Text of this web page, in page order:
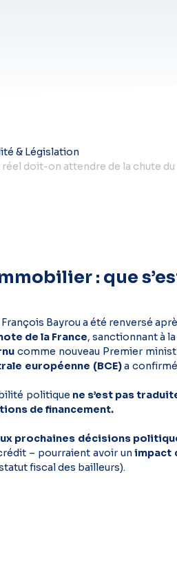
& Législation
doit-on attendre de la chute
: que
Bayrou a été renversé
de la France, sanctionnant à
comme nouveau Premier
européenne (BCE)a
politique ne s’est pas
de financement.
prochaines décisions
– pourraient avoir unimpact
fiscal des bailleurs).